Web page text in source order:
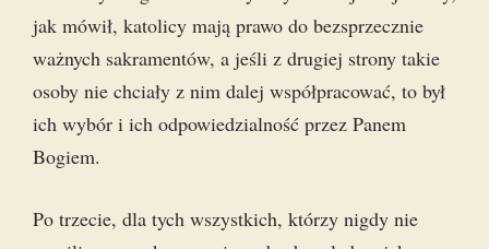
jak mówił, katolicy mają prawo do bezsprzecznie
ważnych sakramentów, a jeśli z drugiej strony takie
osoby nie chciały z nim dalej współpracować, to był
ich wybór i ich odpowiedzialność przez Panem
Bogiem.
Po trzecie, dla tych wszystkich, którzy nigdy nie